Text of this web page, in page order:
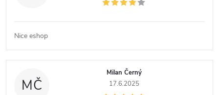
s
Nice eshop
MČ
Milan Černý
17.6.2025